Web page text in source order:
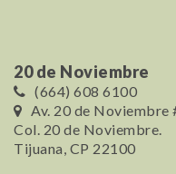
20 de Noviembre
(664) 608 6100
Av. 20 de Noviembre
Col. 20 de Noviembre.
Tijuana, CP 22100